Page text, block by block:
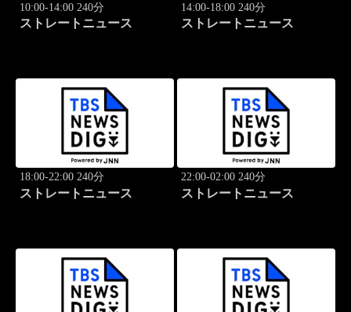
10:00-14:00 240分
ストレートニュース
14:00-18:00 240分
ストレートニュース
18:00-22:00 240分
ストレートニュース
22:00-02:00 240分
ストレートニュース